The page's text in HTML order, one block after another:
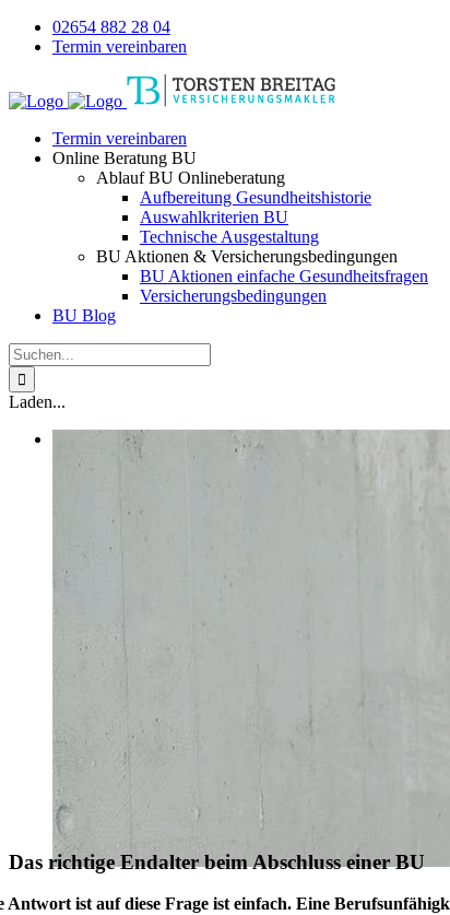
Zum
Inhalt
02654 882 28 04
Termin vereinbaren
Termin vereinbaren
Online Beratung BU
Ablauf BU Onlineberatung
Aufbereitung Gesundheitshistorie
Auswahlkriterien BU
Technische Ausgestaltung
BU Aktionen & Versicherungsbedingungen
BU Aktionen einfache Gesundheitsfragen
Versicherungsbedingungen
BU Blog
Suche
nach:
Laden...
Das richtige Endalter beim Abschluss einer BU
Antwort ist auf diese Frage ist einfach. Eine